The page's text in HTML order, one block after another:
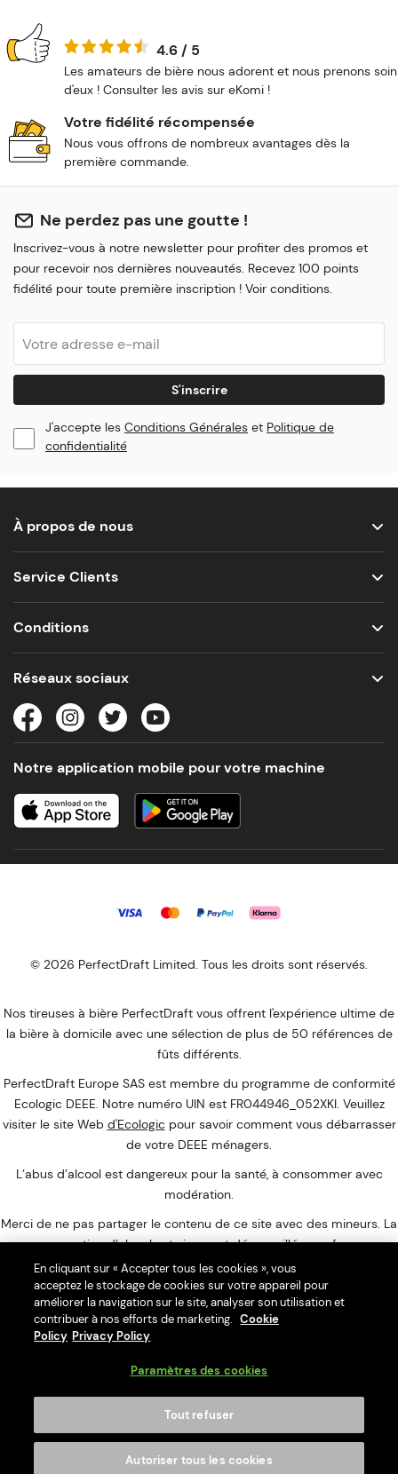
- +
4.6 / 5
Les amateurs de bière nous adorent et nous prenons soin
d'eux ! Consulter les avis sur eKomi !
Votre fidélité récompensée
Nous vous offrons de nombreux avantages dès la
première commande.
Ne perdez pas une goutte !
Inscrivez-vous à notre newsletter pour profiter des promos et
pour recevoir nos dernières nouveautés. Recevez 100 points
fidélité pour toute première inscription ! Voir conditions.
S'inscrire
J'accepte les Conditions Générales et Politique de
confidentialité
À propos de nous
Service Clients
Conditions
Réseaux sociaux
Notre application mobile pour votre machine
© 2026 PerfectDraft Limited. Tous les droits sont réservés.
Nos tireuses à bière PerfectDraft vous offrent l'expérience ultime de
la bière à domicile avec une sélection de plus de 50 références de
fûts différents.
PerfectDraft Europe SAS est membre du programme de conformité
Ecologic DEEE. Notre numéro UIN est FR044946_052XKI. Veuillez
visiter le site Web d'Ecologic pour savoir comment vous débarrasser
de votre DEEE ménagers.
L’abus d’alcool est dangereux pour la santé, à consommer avec
modération.
Merci de ne pas partager le contenu de ce site avec des mineurs. La
consommation d’alcool est vivement déconseillée aux femmes
enceintes. La vente d'alcool à des mineurs de moins de 18 ans est
interdite. En accédant à nos offres, vous déclarez avoir 18 ans
révolus. PerfectDraft Europe SAS, Lille, France
moins de 18 ans
La preuve de majorité de l'acheteur est exigée au moment de la
vente en ligne.
En cliquant sur « Accepter tous les cookies », vous
acceptez le stockage de cookies sur votre appareil pour
améliorer la navigation sur le site, analyser son utilisation et
contribuer à nos efforts de marketing. Cookie
Policy Privacy Policy
Paramètres des cookies
Tout refuser
Autoriser tous les cookies